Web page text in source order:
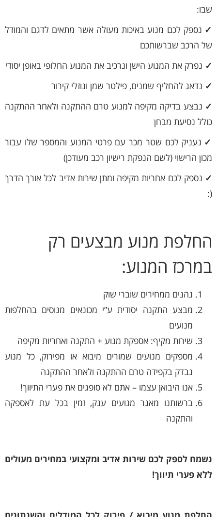
שבו:
✓ נספק לכם מנוע באיכות מעולה אשר מתאים לדגם והמודל
של הרכב שברשותכם
✓ נפרק את המנוע הישן ונרכיב את המנוע החלופי באופן יסודי
✓ נדאג להחליף שמנים, פילטר שמן ונוזלי קירור
✓ נבצע בדיקה מקיפה למנוע טרם ההתקנה ולאחר ההתקנה
כולל נסיעת מבחן
✓ נעניק לכם שטר מכר עם פרטי המנוע והמספר שלו עבור
מכון הרישוי (לשם הנפקת רישיון רכב מעודכן)
✓ נספק לכם אחריות מקיפה ומתן שירות אדיב לכל אורך הדרך
(:
החלפת מנוע מבצעים רק
במרכז המנוע:
נהנים ממחירים שוברי שוק
מבצע התקנה יסודית ע”י מכונאים מנוסים בהחלפות
מנועים
שירות מקיף: אספקת מנוע + התקנה ואחריות מקיפה
מספקים מנועים שמורים מיבוא או מפירוק, כל מנוע
נבדק בקפידה טרם ההתקנה ולאחר ההתקנה
אנו היבואן עצמו – אתם לא סופגים את פערי התיווך!
ברשותנו מאגר מנועים ענק, זמין בכל עת לאספקה
והתקנה
נשמח לספק לכם שירות אדיב ומקצועי במחירים מעולים
ללא פערי תיווך!